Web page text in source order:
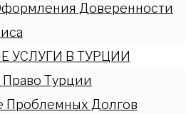
Доверенности
УСЛУГИ В ТУРЦИИ
Турции
Проблемных Долгов